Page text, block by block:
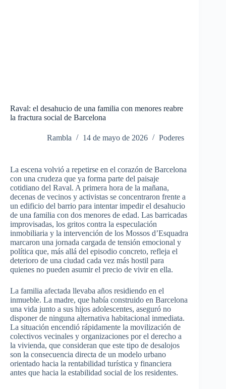
Raval: el desahucio de una familia con menores reabre
la fractura social de Barcelona
Rambla 14 de mayo de 2026 Poderes
La escena volvió a repetirse en el corazón de Barcelona
con una crudeza que ya forma parte del paisaje
cotidiano del Raval. A primera hora de la mañana,
decenas de vecinos y activistas se concentraron frente a
un edificio del barrio para intentar impedir el desahucio
de una familia con dos menores de edad. Las barricadas
improvisadas, los gritos contra la especulación
inmobiliaria y la intervención de los Mossos d’Esquadra
marcaron una jornada cargada de tensión emocional y
política que, más allá del episodio concreto, refleja el
deterioro de una ciudad cada vez más hostil para
quienes no pueden asumir el precio de vivir en ella.
La familia afectada llevaba años residiendo en el
inmueble. La madre, que había construido en Barcelona
una vida junto a sus hijos adolescentes, aseguró no
disponer de ninguna alternativa habitacional inmediata.
La situación encendió rápidamente la movilización de
colectivos vecinales y organizaciones por el derecho a
la vivienda, que consideran que este tipo de desalojos
son la consecuencia directa de un modelo urbano
orientado hacia la rentabilidad turística y financiera
antes que hacia la estabilidad social de los residentes.